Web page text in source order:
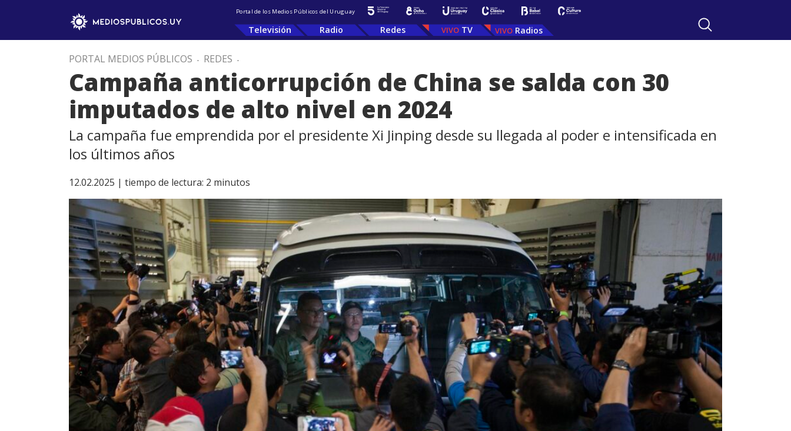
Portal de los Medios Públicos del Uruguay
Televisión Radio Redes TV Radios
PORTAL MEDIOS PÚBLICOS . REDES .
Campaña anticorrupción de China se salda con 30
imputados de alto nivel en 2024
La campaña fue emprendida por el presidente Xi Jinping desde su llegada al poder e intensificada en
los últimos años
12.02.2025 | tiempo de lectura: 2 minutos